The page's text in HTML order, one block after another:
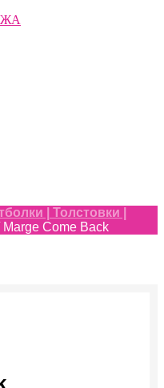
| Толстовки |
Marge Come Back